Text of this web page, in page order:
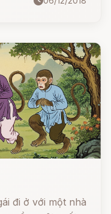
đi ở với một nhà